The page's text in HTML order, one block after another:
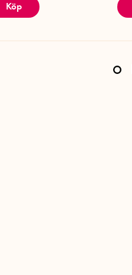
Köp